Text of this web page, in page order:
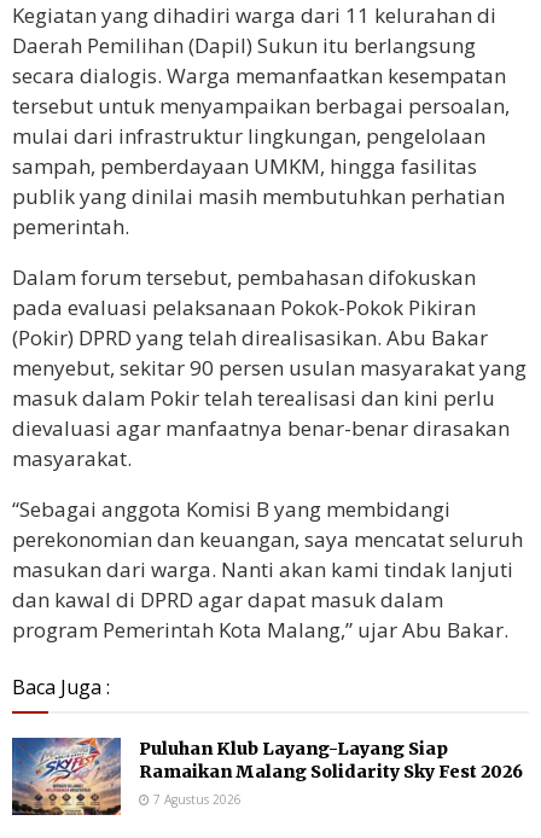
Kegiatan yang dihadiri warga dari 11 kelurahan di
Daerah Pemilihan (Dapil) Sukun itu berlangsung
secara dialogis. Warga memanfaatkan kesempatan
tersebut untuk menyampaikan berbagai persoalan,
mulai dari infrastruktur lingkungan, pengelolaan
sampah, pemberdayaan UMKM, hingga fasilitas
publik yang dinilai masih membutuhkan perhatian
pemerintah.
Dalam forum tersebut, pembahasan difokuskan
pada evaluasi pelaksanaan Pokok-Pokok Pikiran
(Pokir) DPRD yang telah direalisasikan. Abu Bakar
menyebut, sekitar 90 persen usulan masyarakat yang
masuk dalam Pokir telah terealisasi dan kini perlu
dievaluasi agar manfaatnya benar-benar dirasakan
masyarakat.
“Sebagai anggota Komisi B yang membidangi
perekonomian dan keuangan, saya mencatat seluruh
masukan dari warga. Nanti akan kami tindak lanjuti
dan kawal di DPRD agar dapat masuk dalam
program Pemerintah Kota Malang,” ujar Abu Bakar.
Baca Juga :
Puluhan Klub Layang-Layang Siap
Ramaikan Malang Solidarity Sky Fest 2026
7 Agustus 2026